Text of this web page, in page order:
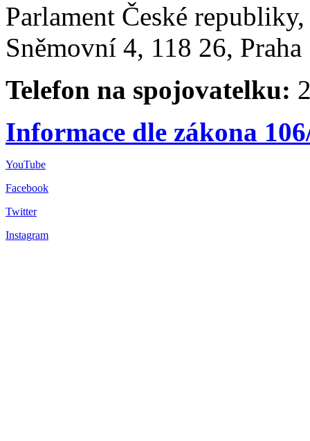
Parlament České
Sněmovní 4, 118 26,
Telefon na spojovatelku:
Informace dle zákona
YouTube
Facebook
Twitter
Instagram